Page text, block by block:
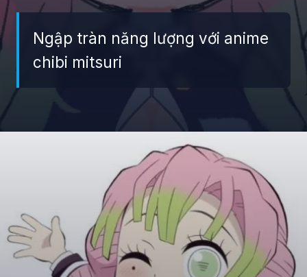
Ngập tràn năng lượng với anime
chibi mitsuri
https://giaydabonghana.com/chibi-mitsuri